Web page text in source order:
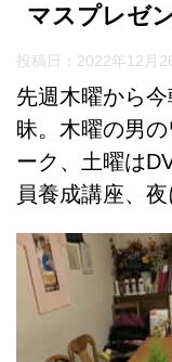
マスプレゼ
投稿日： 2022年12月
先週木曜から
昧。木曜の男
ーク、土曜は
員養成講座、